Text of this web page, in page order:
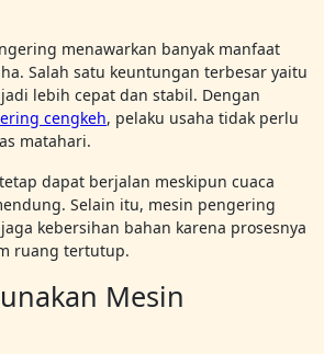
menawarkan banyak manfaat
Salah satu keuntungan terbesar yaitu
lebih cepat dan stabil. Dengan
cengkeh, pelaku usaha tidak perlu
matahari.
dapat berjalan meskipun cuaca
Selain itu, mesin pengering
kebersihan bahan karena prosesnya
ruang tertutup.
Mesin